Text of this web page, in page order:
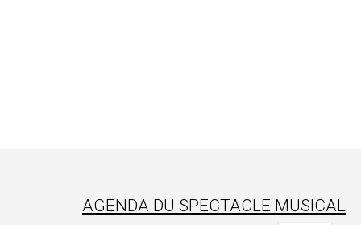
AGENDA DU SPECTACLE MUSICAL